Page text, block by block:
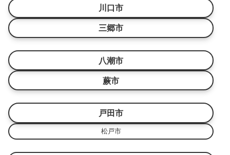
川口市
三郷市
八潮市
蕨市
戸田市
松戸市